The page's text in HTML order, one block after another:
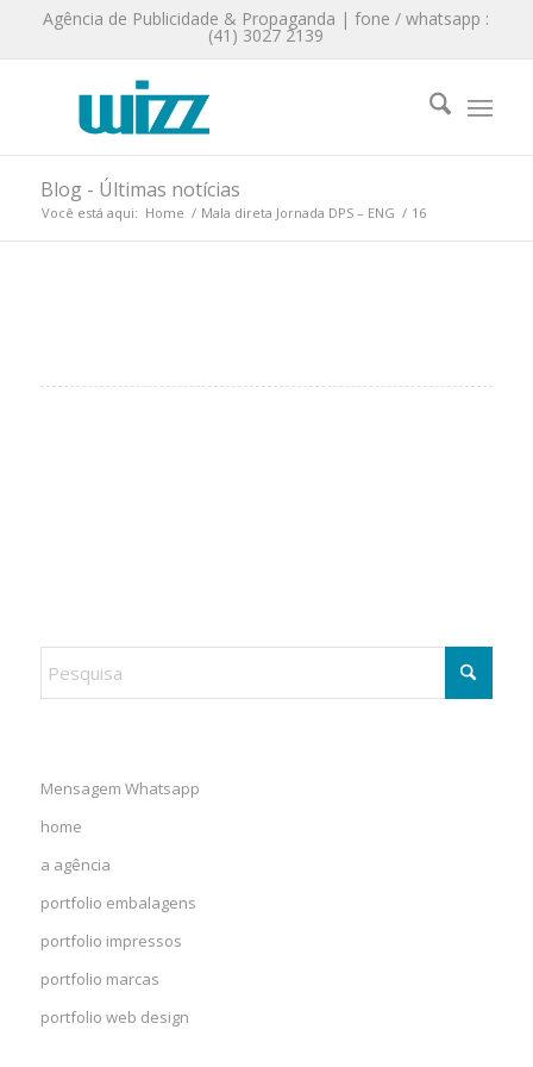
Agência de Publicidade & Propaganda | fone / whatsapp :
(41) 3027 2139
Blog - Últimas notícias
Você está aqui: Home / Mala direta Jornada DPS – ENG / 16
Mensagem Whatsapp
home
a agência
portfolio embalagens
portfolio impressos
portfolio marcas
portfolio web design